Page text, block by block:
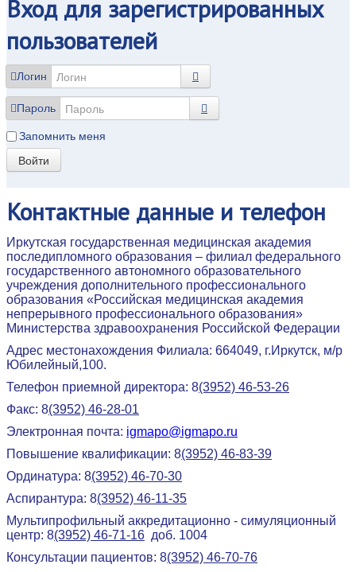
Входдля зарегистрированных
пользователей
Логин
Пароль
Запомнить меня
Войти
Контактные данные и телефон
Иркутская государственная медицинская академия
последипломного образования – филиал федерального
государственного автономного образовательного
учреждения дополнительного профессионального
образования «Российская медицинская академия
непрерывного профессионального образования»
Министерства здравоохранения Российской Федерации
Адрес местонахождения Филиала: 664049, г.Иркутск, м/р
Юбилейный,100.
Телефон приемной директора: 8(3952) 46-53-26
Факс: 8(3952) 46-28-01
Электронная почта: igmapo@igmapo.ru
Повышение квалификации: 8(3952) 46-83-39
Ординатура: 8(3952) 46-70-30
Аспирантура: 8(3952) 46-11-35
Мультипрофильный аккредитационно - симуляционный
центр: 8(3952) 46-71-16 доб. 1004
Консультации пациентов: 8(3952) 46-70-76